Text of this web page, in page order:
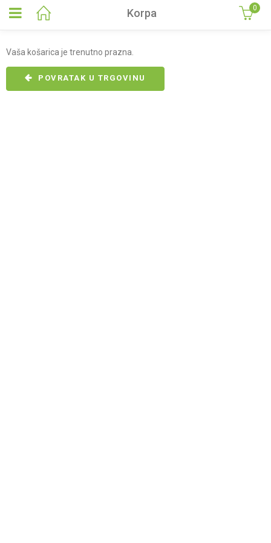
Korpa 0
Vaša košarica je trenutno prazna.
POVRATAK U TRGOVINU